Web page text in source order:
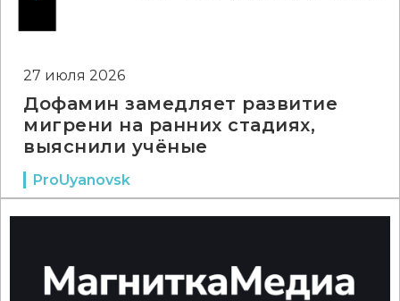
27 июля 2026
Дофамин замедляет развитие
мигрени на ранних стадиях,
выяснили учёные
ProUyanovsk